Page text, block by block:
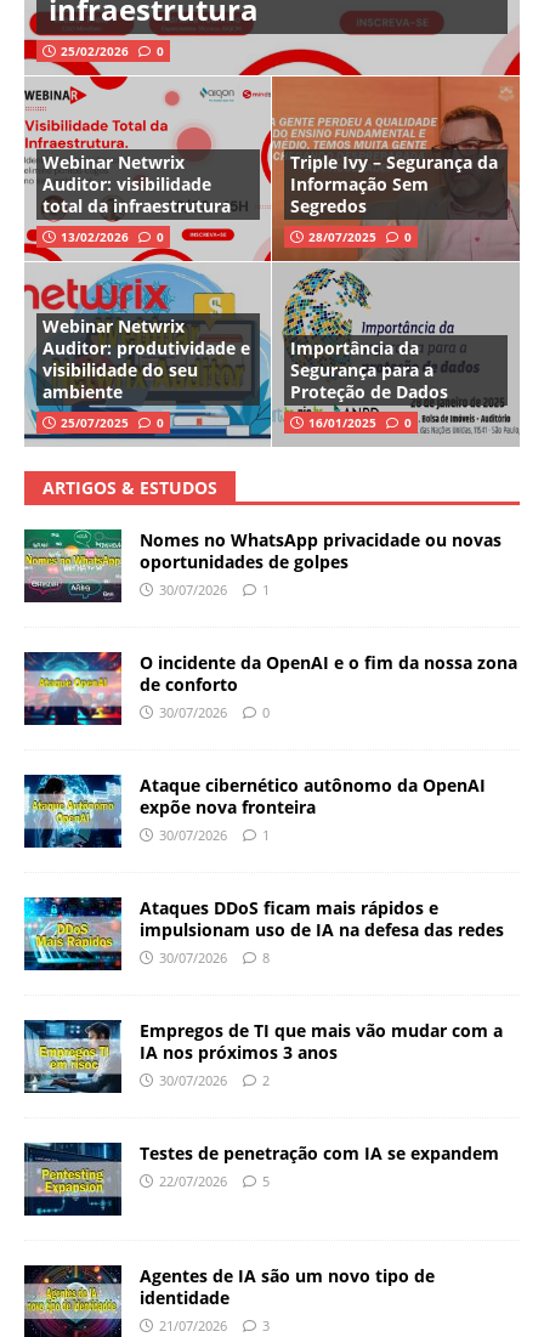
infraestrutura
25/02/2026 0
Webinar Netwrix
Auditor: visibilidade
total da infraestrutura
13/02/2026 0
Triple Ivy – Segurança da
Informação Sem
Segredos
28/07/2025 0
Webinar Netwrix
Auditor: produtividade e
visibilidade do seu
ambiente
25/07/2025 0
Importância da
Segurança para a
Proteção de Dados
16/01/2025 0
ARTIGOS & ESTUDOS
Nomes no WhatsApp privacidade ou novas
oportunidades de golpes
30/07/2026 1
O incidente da OpenAI e o fim da nossa zona
de conforto
30/07/2026 0
Ataque cibernético autônomo da OpenAI
expõe nova fronteira
30/07/2026 1
Ataques DDoS ficam mais rápidos e
impulsionam uso de IA na defesa das redes
30/07/2026 8
Empregos de TI que mais vão mudar com a
IA nos próximos 3 anos
30/07/2026 2
Testes de penetração com IA se expandem
22/07/2026 5
Agentes de IA são um novo tipo de
identidade
21/07/2026 3